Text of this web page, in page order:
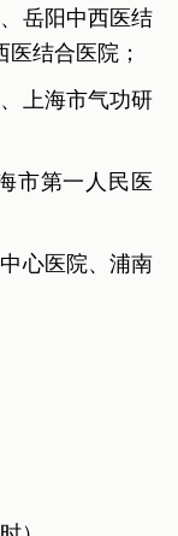
岳阳中西医结
结合医院；
上海市气功研
市第一人民医
心医院、浦南